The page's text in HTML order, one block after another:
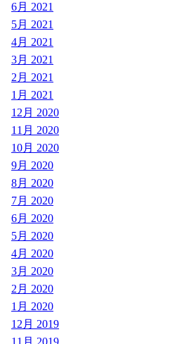
6月 2021
5月 2021
4月 2021
3月 2021
2月 2021
1月 2021
12月 2020
11月 2020
10月 2020
9月 2020
8月 2020
7月 2020
6月 2020
5月 2020
4月 2020
3月 2020
2月 2020
1月 2020
12月 2019
11月 2019